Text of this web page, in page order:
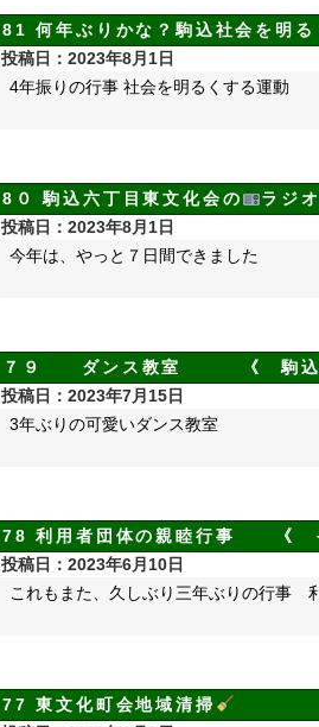
81 何年ぶりかな？駒込社会を明
投稿日：2023年8月1日
4年振りの行事 社会を明るくする運動
8０ 駒込六丁目東文化会の
ラジ
投稿日：2023年8月1日
今年は、やっと７日間できました
７９ ダンス教室 《 駒込小
投稿日：2023年7月15日
3年ぶりの可愛いダンス教室
78 利用者団体の親睦行事 《
投稿日：2023年6月10日
これもまた、久しぶり三年ぶりの行事
77 東文化町会地域清掃